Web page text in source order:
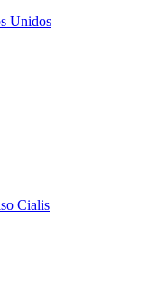
Unidos
Cialis